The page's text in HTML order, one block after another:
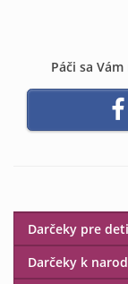
Páči sa
Darčeky pre deti
Darčeky k